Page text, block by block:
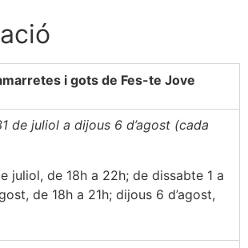
i gots de Fes-te Jove
de juliol a dijous 6 d’agost (cada
juliol, de 18h a 22h; de dissabte 1 a
de 18h a 21h; dijous 6 d’agost,